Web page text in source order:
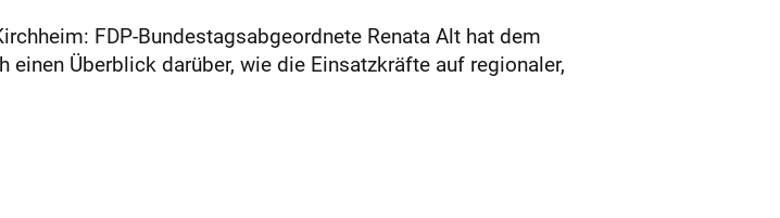
FDP-Bundestagsabgeordnete Renata Alt hat dem
Überblick darüber, wie die Einsatzkräfte auf regionaler,